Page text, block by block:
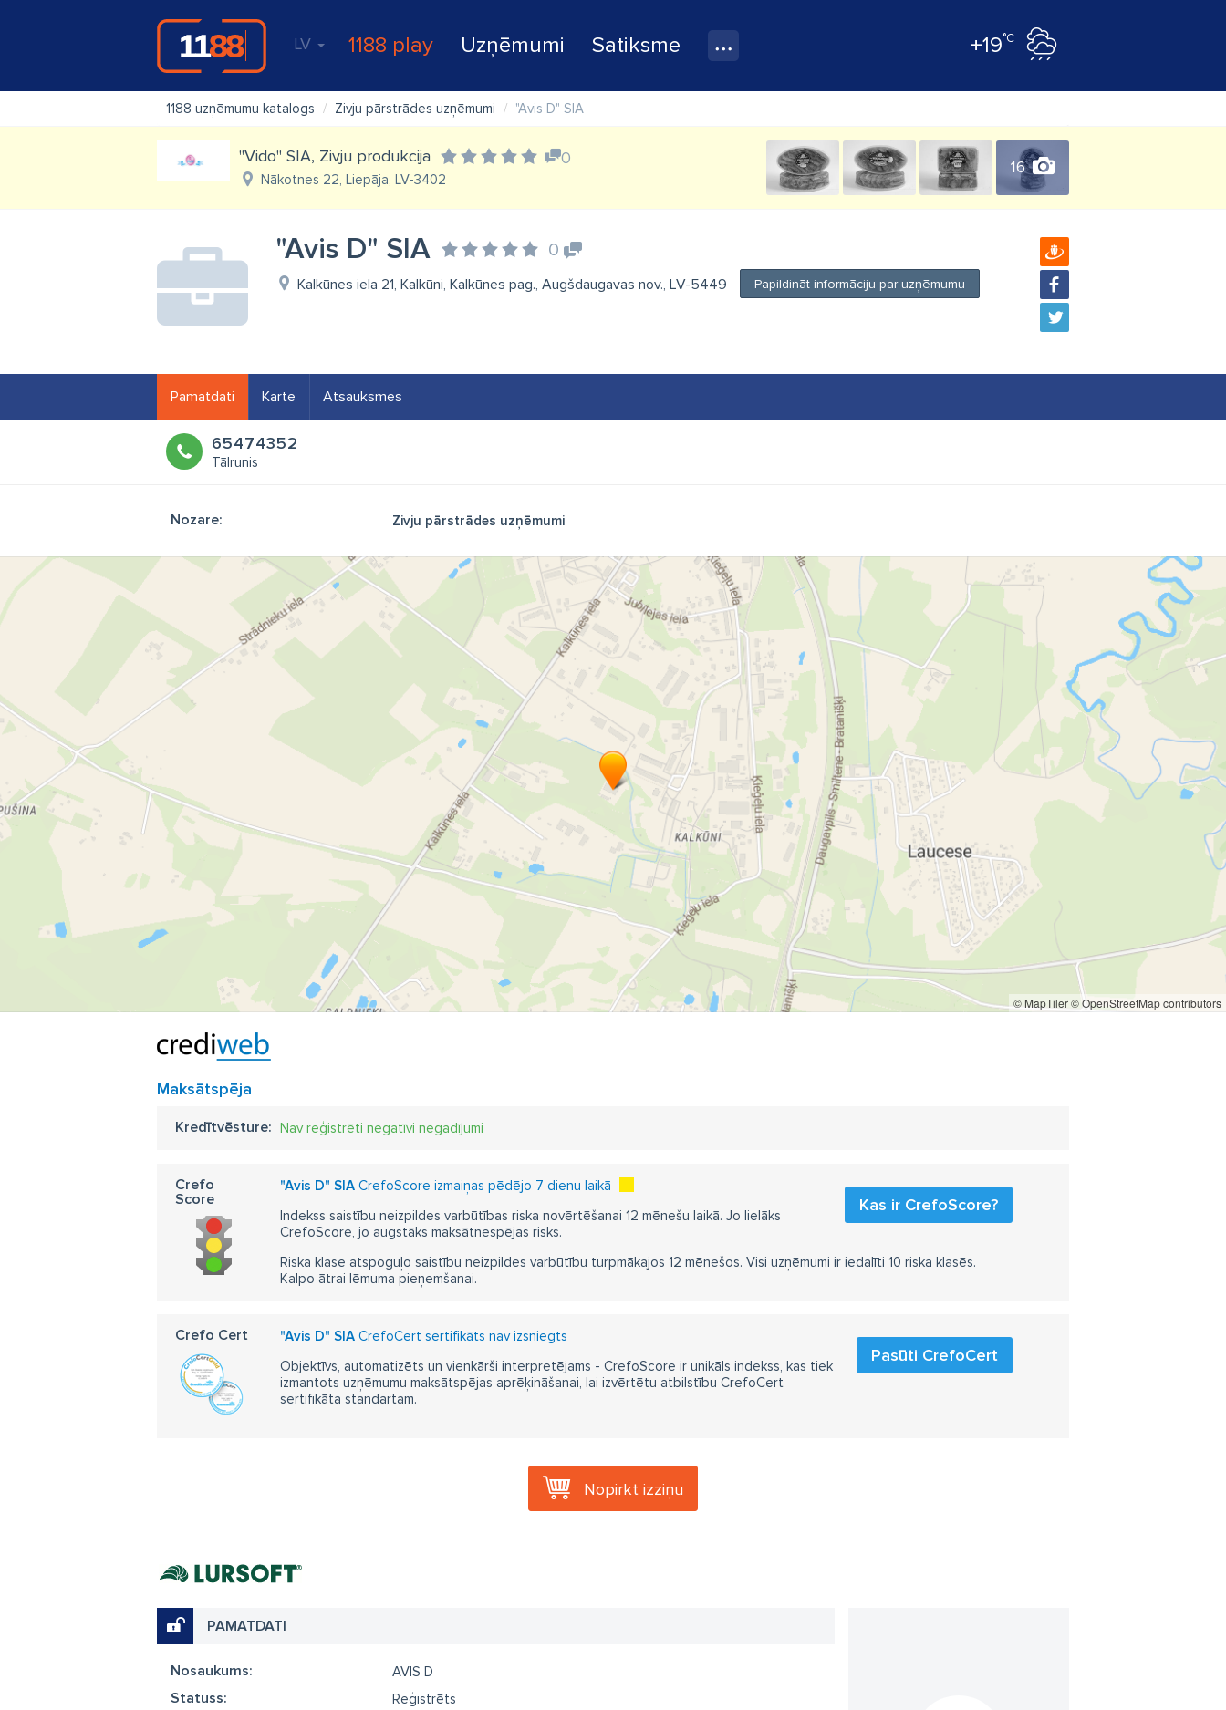
LV 1188 play Uzņēmumi Satiksme +19°C
1188 uzņēmumu katalogs Zivju pārstrādes uzņēmumi "Avis D" SIA
"Vido" SIA, Zivju produkcija 0
Nākotnes 22, Liepāja, LV-3402
16
"Avis D" SIA 0
Kalkūnes iela 21, Kalkūni, Kalkūnes pag., Augšdaugavas nov., LV-5449 Papildināt informāciju par uzņēmumu
Pamatdati Karte Atsauksmes
65474352
Tālrunis
Nozare: Zivju pārstrādes uzņēmumi
© MapTiler© OpenStreetMap contributors
Maksātspēja
Kredītvēsture: Nav reģistrēti negatīvi negadījumi
Crefo
Score
"Avis D" SIA CrefoScore izmaiņas pēdējo 7 dienu laikā
Kas ir CrefoScore?
Indekss saistību neizpildes varbūtības riska novērtēšanai 12 mēnešu laikā. Jo lielāks
CrefoScore, jo augstāks maksātnespējas risks.
Riska klase atspoguļo saistību neizpildes varbūtību turpmākajos 12 mēnešos. Visi uzņēmumi ir iedalīti 10 riska klasēs.
Kalpo ātrai lēmuma pieņemšanai.
Crefo Cert "Avis D" SIA CrefoCert sertifikāts nav izsniegts
Pasūti CrefoCert
Objektīvs, automatizēts un vienkārši interpretējams - CrefoScore ir unikāls indekss, kas tiek
izmantots uzņēmumu maksātspējas aprēķināšanai, lai izvērtētu atbilstību CrefoCert
sertifikāta standartam.
Nopirkt izziņu
PAMATDATI
Nosaukums: AVIS D
Statuss: Reģistrēts